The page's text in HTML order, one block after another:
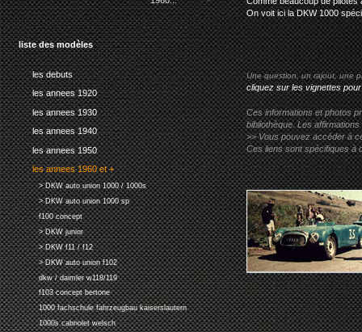
liste des modèles
les debuts
les annees 1920
les annees 1930
les annees 1940
les annees 1950
les annees 1960 et +
> DKW auto union 1000 / 1000s
> DKW auto union 1000 sp
f100 concept
> DKW junior
> DKW f11 / f12
> DKW auto union f102
dkw / daimler w118/119
f103 concept bertone
1000 fachschule fahrzeugbau kaiserslautern
1000s cabriolet welsch
On voit ici la DKW 1000
Une question, un rajout, une
cliquez sur les vignettes
Ces informations et photos
bibliothèque. Les
>> Vous pouvez accéder à
Ces liens sont spécifiques à